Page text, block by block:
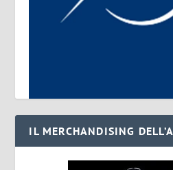
IL MERCHANDISING